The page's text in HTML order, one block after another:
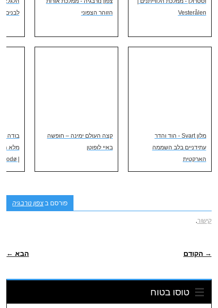
Vesterålen
הזוהר הצפוני
לבנים
מלון Svart - הוד והדר
עתידניים בלב השממה
הארקטית
קצה העולם ימינה – חופשה
באיי לופוטן
בודה -
מלא
| Bodø
פורסם בצפון נורבגיה
קישור.
→ הקודם הבא ←
טוסו בטוח